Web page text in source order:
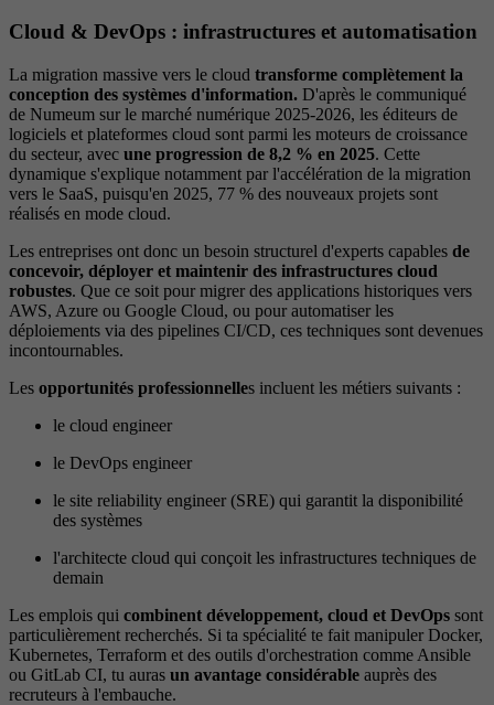
Cloud & DevOps : infrastructures et automatisation
La migration massive vers le cloud transforme complètement la
conception des systèmes d'information. D'après le communiqué
de Numeum sur le marché numérique 2025-2026, les éditeurs de
logiciels et plateformes cloud sont parmi les moteurs de croissance
du secteur, avec une progression de 8,2 % en 2025. Cette
dynamique s'explique notamment par l'accélération de la migration
vers le SaaS, puisqu'en 2025, 77 % des nouveaux projets sont
réalisés en mode cloud.
Les entreprises ont donc un besoin structurel d'experts capables de
concevoir, déployer et maintenir des infrastructures cloud
robustes. Que ce soit pour migrer des applications historiques vers
AWS, Azure ou Google Cloud, ou pour automatiser les
déploiements via des pipelines CI/CD, ces techniques sont devenues
incontournables.
Les opportunités professionnelles incluent les métiers suivants :
le cloud engineer
le DevOps engineer
le site reliability engineer (SRE) qui garantit la disponibilité
des systèmes
l'architecte cloud qui conçoit les infrastructures techniques de
demain
Les emplois qui combinent développement, cloud et DevOps sont
particulièrement recherchés. Si ta spécialité te fait manipuler Docker,
Kubernetes, Terraform et des outils d'orchestration comme Ansible
ou GitLab CI, tu auras un avantage considérable auprès des
recruteurs à l'embauche.